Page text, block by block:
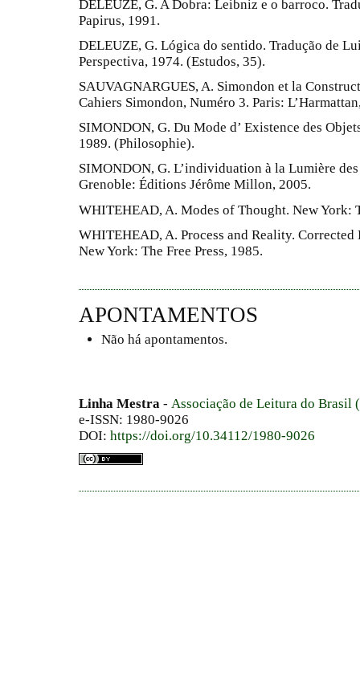
DELEUZE, G. A Dobra: Leibniz e o barroco.
Papirus, 1991.
DELEUZE, G. Lógica do sentido. Tradução de
Perspectiva, 1974. (Estudos, 35).
SAUVAGNARGUES, A. Simondon et la
Cahiers Simondon, Numéro 3. Paris:
SIMONDON, G. Du Mode d’ Existence des
1989. (Philosophie).
SIMONDON, G. L’individuation à la Lumière
Grenoble: Éditions Jérôme Millon, 2005.
WHITEHEAD, A. Modes of Thought. New York:
WHITEHEAD, A. Process and Reality.
New York: The Free Press, 1985.
APONTAMENTOS
Não há apontamentos.
Linha Mestra - Associação de Leitura do Brasil
e-ISSN: 1980-9026
DOI: https://doi.org/10.34112/1980-9026